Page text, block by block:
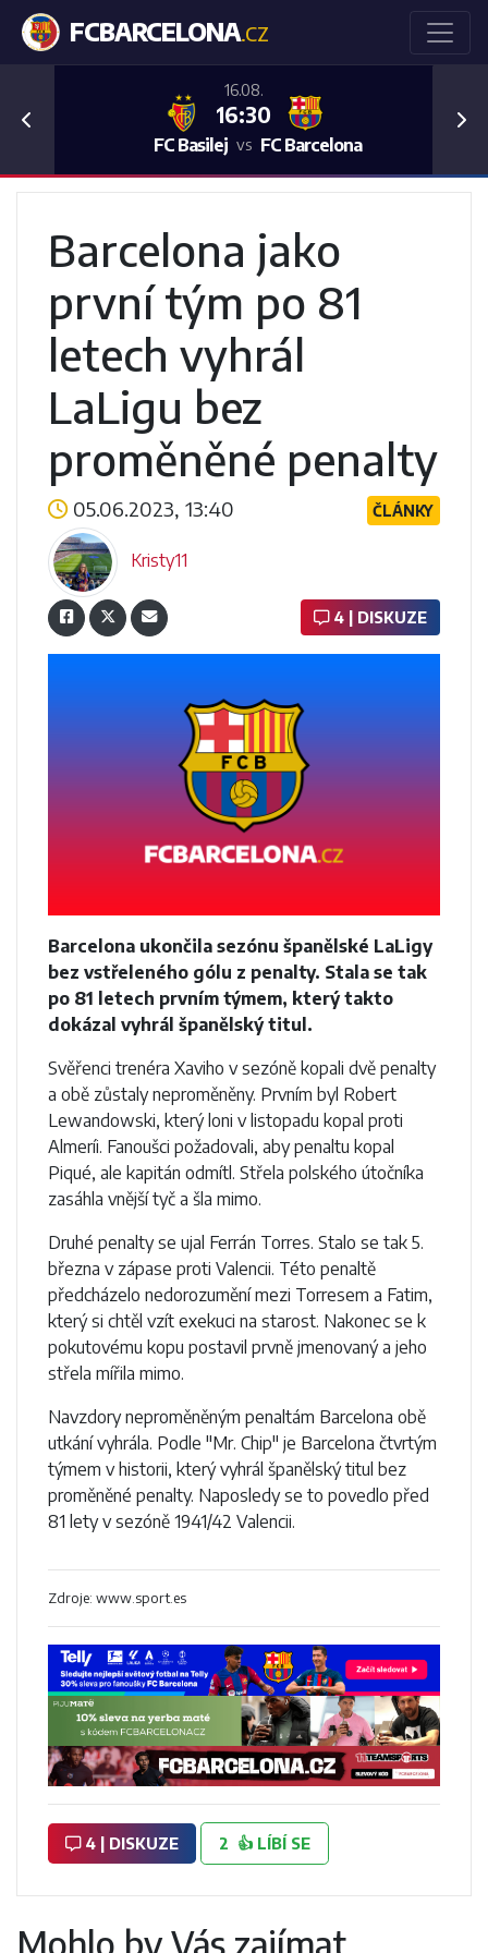
FCBARCELONA.CZ
16.08.
16:30
FC Basilej vs FC Barcelona
Previous
Barcelona jako
první tým po 81
letech vyhrál
LaLigu bez
proměněné penalty
05.06.2023, 13:40 ČLÁNKY
Kristy11
4 | DISKUZE
Barcelona ukončila sezónu španělské LaLigy
bez vstřeleného gólu z penalty. Stala se tak
po 81 letech prvním týmem, který takto
dokázal vyhrál španělský titul.
Svěřenci trenéra Xaviho v sezóně kopali dvě penalty
a obě zůstaly neproměněny. Prvním byl Robert
Lewandowski, který loni v listopadu kopal proti
Almeríi. Fanoušci požadovali, aby penaltu kopal
Piqué, ale kapitán odmítl. Střela polského útočníka
zasáhla vnější tyč a šla mimo.
Druhé penalty se ujal Ferrán Torres. Stalo se tak 5.
března v zápase proti Valencii. Této penaltě
předcházelo nedorozumění mezi Torresem a Fatim,
který si chtěl vzít exekuci na starost. Nakonec se k
pokutovému kopu postavil prvně jmenovaný a jeho
střela mířila mimo.
Navzdory neproměněným penaltám Barcelona obě
utkání vyhrála. Podle "Mr. Chip" je Barcelona čtvrtým
týmem v historii, který vyhrál španělský titul bez
proměněné penalty. Naposledy se to povedlo před
81 lety v sezóně 1941/42 Valencii.
Zdroje: www.sport.es
4 | DISKUZE 2 👍 LÍBÍ SE
Mohlo by Vás zajímat